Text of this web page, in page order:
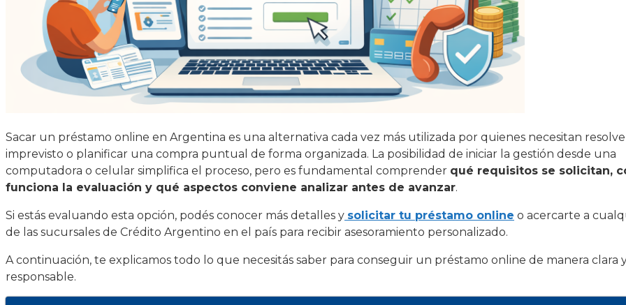
Sacar un préstamo online en Argentina es una alternativa cada vez más utilizada por quienes necesitan
imprevisto o planificar una compra puntual de forma organizada. La posibilidad de iniciar la gestión desde una
computadora o celular simplifica el proceso, pero es fundamental comprender qué requisitos se solicitan,
funciona la evaluación y qué aspectos conviene analizar antes de avanzar.
Si estás evaluando esta opción, podés conocer más detalles y solicitar tu préstamo online o acercarte a
de las sucursales de Crédito Argentino en el país para recibir asesoramiento personalizado.
A continuación, te explicamos todo lo que necesitás saber para conseguir un préstamo online de manera clara
responsable.